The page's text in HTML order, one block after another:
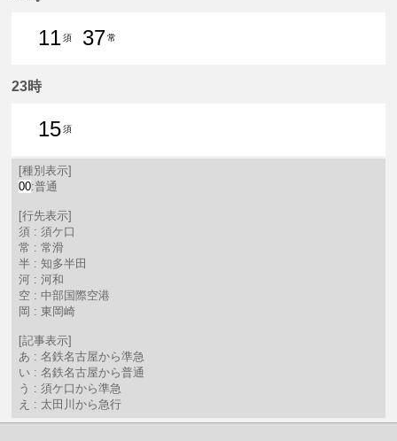
11須
37常
23時
15
15分はつ 普通須ケ口いき
須
[種別表示]
00:普通
[行先表示]
須 : 須ケ口
常 : 常滑
半 : 知多半田
河 : 河和
空 : 中部国際空港
岡 : 東岡崎
[記事表示]
あ : 名鉄名古屋から準急
い : 名鉄名古屋から普通
う : 須ケ口から準急
え : 太田川から急行